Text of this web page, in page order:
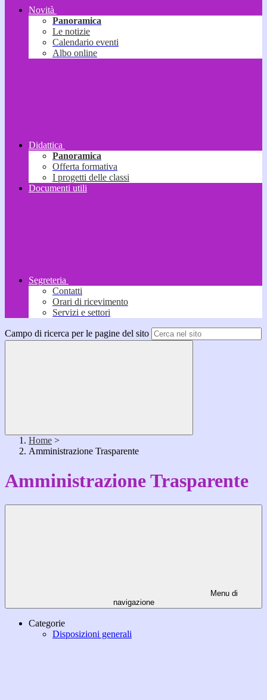
Novità
Panoramica
Le notizie
Calendario eventi
Albo online
Didattica
Panoramica
Offerta formativa
I progetti delle classi
Documenti utili
Segreteria
Contatti
Orari di ricevimento
Servizi e settori
Campo di ricerca per le pagine del sito
Home >
Amministrazione Trasparente
Amministrazione Trasparente
Menu di
navigazione
Categorie
Disposizioni generali